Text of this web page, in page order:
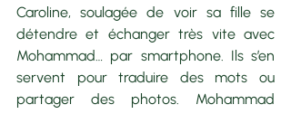
Caroline, soulagée de voir sa fille se
détendre et échanger très vite avec
Mohammad… par smartphone. Ils s’en
servent pour traduire des mots ou
partager des photos. Mohammad